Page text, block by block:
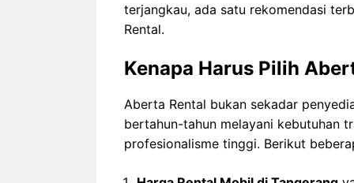
terjangkau, ada satu rekomendasi
Rental.
Kenapa Harus Pilih
Aberta Rental bukan sekadar
bertahun-tahun melayani kebutuhan
profesionalisme tinggi. Berikut